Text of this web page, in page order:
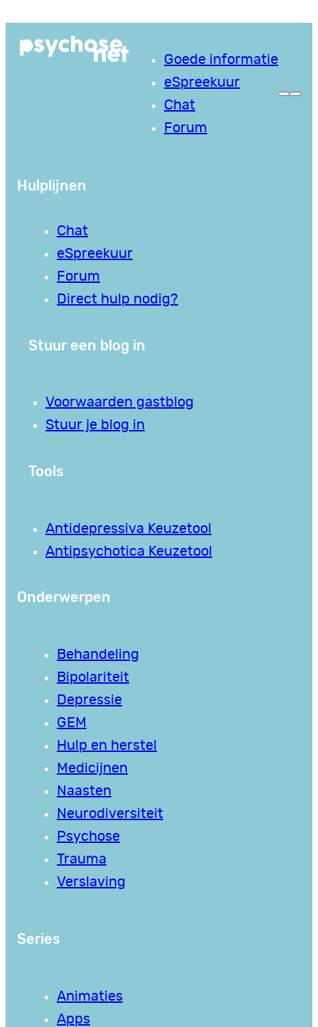
naar
Goede informatie
eSpreekuur
Chat
Forum
Hulplijnen
Chat
eSpreekuur
Forum
Direct hulp nodig?
Stuur een blog in
Voorwaarden gastblog
Stuur je blog in
Tools
Antidepressiva Keuzetool
Antipsychotica Keuzetool
Onderwerpen
Behandeling
Bipolariteit
Depressie
GEM
Hulp en herstel
Medicijnen
Naasten
Neurodiversiteit
Psychose
Trauma
Verslaving
Series
Animaties
Apps